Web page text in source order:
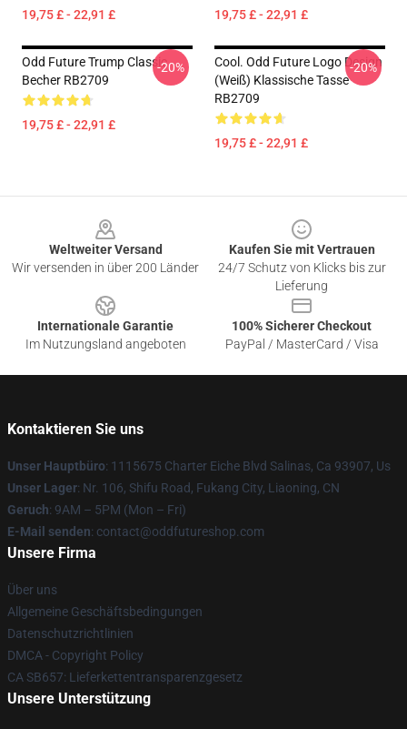
19,75 £ - 22,91 £ 19,75 £ - 22,91 £
Odd Future Trump Classic
Becher RB2709
19,75 £ - 22,91 £
-20%
Cool. Odd Future Logo Design
(weiß) Klassische Tasse
RB2709
19,75 £ - 22,91 £
-20%
Weltweiter Versand
Wir versenden in über 200 Länder
Kaufen Sie mit Vertrauen
24/7 Schutz von Klicks bis zur
Lieferung
Internationale Garantie
Im Nutzungsland angeboten
100% Sicherer Checkout
PayPal / MasterCard / Visa
Kontaktieren Sie uns
Unser Hauptbüro: 1115675 Charter Eiche Blvd Salinas, Ca 93907, Us
Unser Lager: Nr. 106, Shifu Road, Fukang City, Liaoning, CN
Geruch: 9AM – 5PM (Mon – Fri)
E-Mail senden: contact@oddfutureshop.com
Unsere Firma
Über uns
Allgemeine Geschäftsbedingungen
Datenschutzrichtlinien
DMCA - Copyright Policy
CA SB657: Lieferkettentransparenzgesetz
Unsere Unterstützung